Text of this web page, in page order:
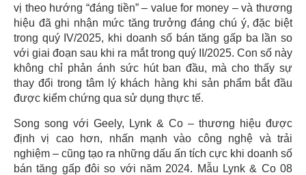
vị theo hướng “đáng tiền” – value for money – và thương
hiệu đã ghi nhận mức tăng trưởng đáng chú ý, đặc biệt
trong quý IV/2025, khi doanh số bán tăng gấp ba lần so
với giai đoạn sau khi ra mắt trong quý II/2025. Con số này
không chỉ phản ánh sức hút ban đầu, mà cho thấy sự
thay đổi trong tâm lý khách hàng khi sản phẩm bắt đầu
được kiểm chứng qua sử dụng thực tế.
Song song với Geely, Lynk & Co – thương hiệu được
định vị cao hơn, nhấn mạnh vào công nghệ và trải
nghiệm – cũng tạo ra những dấu ấn tích cực khi doanh số
bán tăng gấp đôi so với năm 2024. Mẫu Lynk & Co 08